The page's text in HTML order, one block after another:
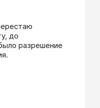
до
разрешение